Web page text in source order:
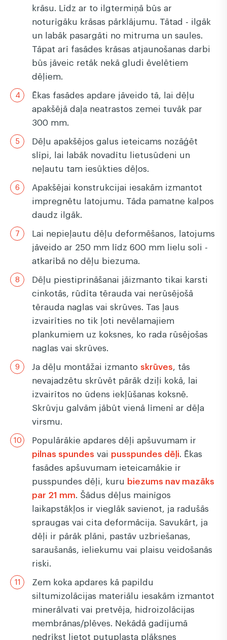
krāsu. Līdz ar to ilgtermiņā būs ar
noturīgāku krāsas pārklājumu. Tātad - ilgāk
un labāk pasargāti no mitruma un saules.
Tāpat arī fasādes krāsas atjaunošanas darbi
būs jāveic retāk nekā gludi ēvelētiem
dēļiem.
Ēkas fasādes apdare jāveido tā, lai dēļu
apakšējā daļa neatrastos zemei tuvāk par
300 mm.
Dēļu apakšējos galus ieteicams nozāģēt
slīpi, lai labāk novadītu lietusūdeni un
neļautu tam iesūkties dēļos.
Apakšējai konstrukcijai iesakām izmantot
impregnētu latojumu. Tāda pamatne kalpos
daudz ilgāk.
Lai nepieļautu dēļu deformēšanos, latojums
jāveido ar 250 mm līdz 600 mm lielu soli -
atkarībā no dēļu biezuma.
Dēļu piestiprināšanai jāizmanto tikai karsti
cinkotās, rūdīta tērauda vai nerūsējošā
tērauda naglas vai skrūves. Tas ļaus
izvairīties no tik ļoti nevēlamajiem
plankumiem uz koksnes, ko rada rūsējošas
naglas vai skrūves.
Ja dēļu montāžai izmanto skrūves, tās
nevajadzētu skrūvēt pārāk dziļi kokā, lai
izvairītos no ūdens iekļūšanas koksnē.
Skrūvju galvām jābūt vienā līmenī ar dēļa
virsmu.
Populārākie apdares dēļi apšuvumam ir
pilnas spundes vai pusspundes dēļi. Ēkas
fasādes apšuvumam ieteicamākie ir
pusspundes dēļi, kuru biezums nav mazāks
par 21 mm. Šādus dēļus mainīgos
laikapstākļos ir vieglāk savienot, ja radušās
spraugas vai cita deformācija. Savukārt, ja
dēļi ir pārāk plāni, pastāv uzbriešanas,
saraušanās, ieliekumu vai plaisu veidošanās
riski.
Zem koka apdares kā papildu
siltumizolācijas materiālu iesakām izmantot
minerālvati vai pretvēja, hidroizolācijas
membrānas/plēves. Nekādā gadījumā
nedrīkst lietot putuplasta plāksnes